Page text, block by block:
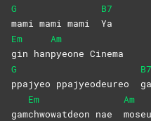
G
mami mami mami
B7
Ya
Em
gin han
Am
pyeone Cinema
G
ppajyeo ppajyeodeureo
B7
ga
gam
Em
chwowatdeon nae
Am